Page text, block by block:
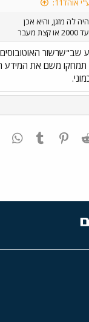
לה מזגן, והיא אכן
מעבר
שב"שרשור
תמחקו משם את המידע
Reddit
Pinterest
Tumblr